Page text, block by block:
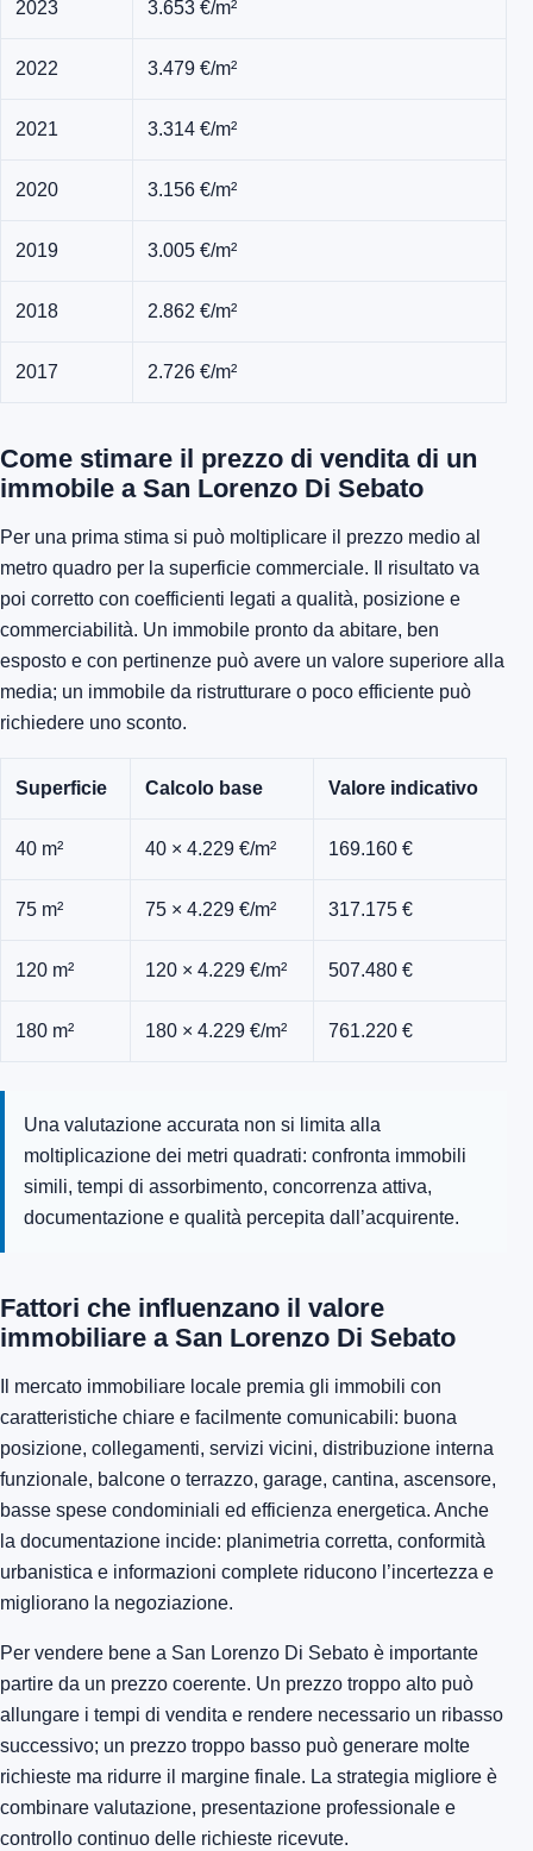
2023 3.653 €/m²
2022 3.479 €/m²
2021 3.314 €/m²
2020 3.156 €/m²
2019 3.005 €/m²
2018 2.862 €/m²
2017 2.726 €/m²
Come stimare il prezzo di vendita di un
immobile a San Lorenzo Di Sebato
Per una prima stima si può moltiplicare il prezzo medio al
metro quadro per la superficie commerciale. Il risultato va
poi corretto con coefficienti legati a qualità, posizione e
commerciabilità. Un immobile pronto da abitare, ben
esposto e con pertinenze può avere un valore superiore alla
media; un immobile da ristrutturare o poco efficiente può
richiedere uno sconto.
Superficie Calcolo base Valore indicativo
40 m² 40 × 4.229 €/m² 169.160 €
75 m² 75 × 4.229 €/m² 317.175 €
120 m² 120 × 4.229 €/m² 507.480 €
180 m² 180 × 4.229 €/m² 761.220 €
Una valutazione accurata non si limita alla
moltiplicazione dei metri quadrati: confronta immobili
simili, tempi di assorbimento, concorrenza attiva,
documentazione e qualità percepita dall’acquirente.
Fattori che influenzano il valore
immobiliare a San Lorenzo Di Sebato
Il mercato immobiliare locale premia gli immobili con
caratteristiche chiare e facilmente comunicabili: buona
posizione, collegamenti, servizi vicini, distribuzione interna
funzionale, balcone o terrazzo, garage, cantina, ascensore,
basse spese condominiali ed efficienza energetica. Anche
la documentazione incide: planimetria corretta, conformità
urbanistica e informazioni complete riducono l’incertezza e
migliorano la negoziazione.
Per vendere bene a San Lorenzo Di Sebato è importante
partire da un prezzo coerente. Un prezzo troppo alto può
allungare i tempi di vendita e rendere necessario un ribasso
successivo; un prezzo troppo basso può generare molte
richieste ma ridurre il margine finale. La strategia migliore è
combinare valutazione, presentazione professionale e
controllo continuo delle richieste ricevute.